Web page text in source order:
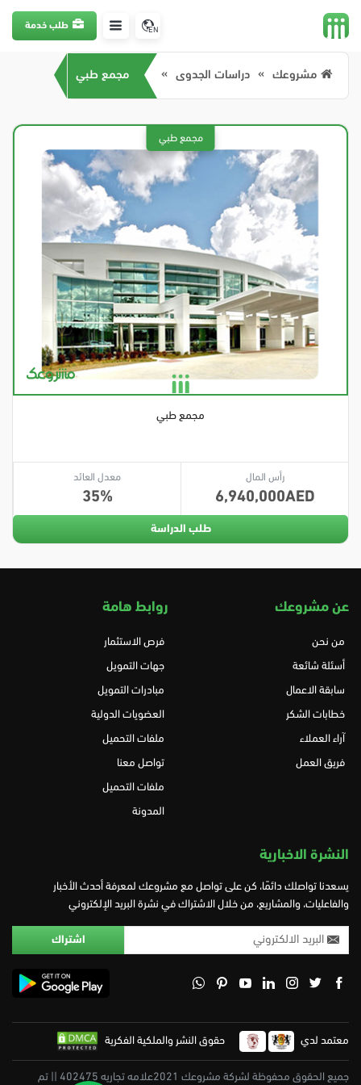
EN طلب خدمة
مشروعك دراسات الجدوى مجمع طبي
مجمع طبي
رأس المال
6,940,000
معدل العائد
35
طلب الدراسة
عن مشروعك
من نحن
أسئلة شائعة
سابقة الاعمال
خطابات الشكر
آراء العملاء
فريق العمل
روابط هامة
فرص الاستثمار
جهات التمويل
مبادرات التمويل
العضويات الدولية
ملفات التحميل
تواصل معنا
ملفات التحميل
المدونة
النشرة الاخبارية
يسعدنا تواصلك دائمًا، كن على تواصل مع مشروعك لمعرفة أحدث الأخبار
والفاعليات، والمشاريع، من خلال الاشتراك في نشرة البريد الإلكتروني
معتمد لدي حقوق النشر والملكية الفكرية
جميع الحقوق محفوظة لشركة مشروعك 2021علامه تجاريه 402475 || تم